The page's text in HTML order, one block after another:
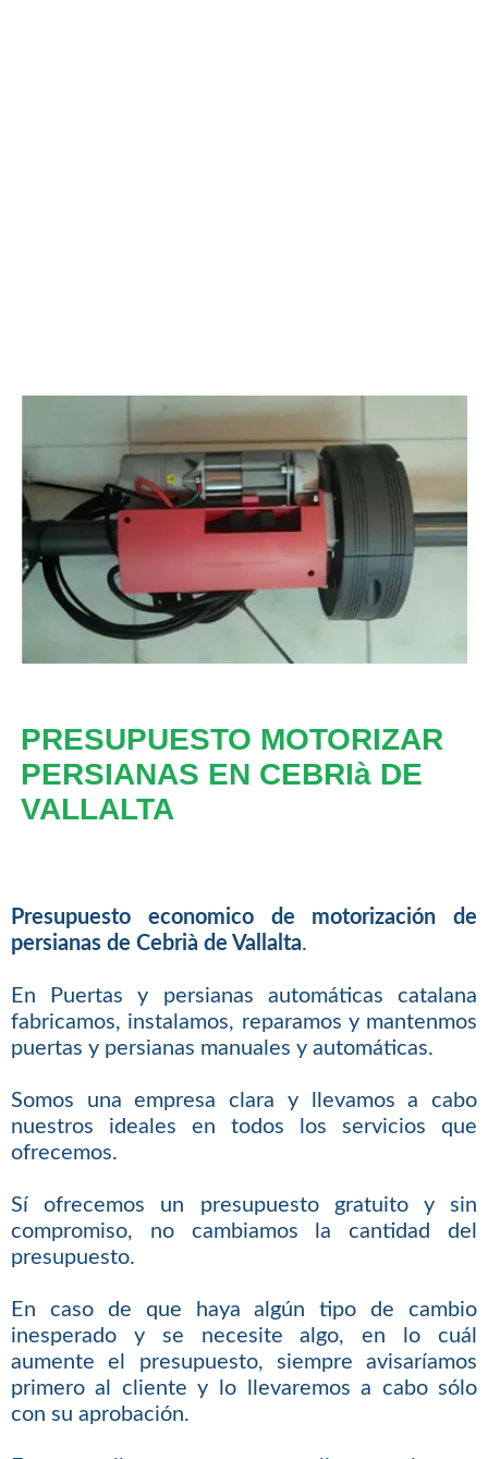
PRESUPUESTO MOTORIZAR
PERSIANAS EN CEBRIà DE
VALLALTA
Presupuesto economico de motorización de
persianas de Cebrià de Vallalta.
En Puertas y persianas automáticas catalana
fabricamos, instalamos, reparamos y mantenmos
puertas y persianas manuales y automáticas.
Somos una empresa clara y llevamos a cabo
nuestros ideales en todos los servicios que
ofrecemos.
Sí ofrecemos un presupuesto gratuito y sin
compromiso, no cambiamos la cantidad del
presupuesto.
En caso de que haya algún tipo de cambio
inesperado y se necesite algo, en lo cuál
aumente el presupuesto, siempre avisaríamos
primero al cliente y lo llevaremos a cabo sólo
con su aprobación.